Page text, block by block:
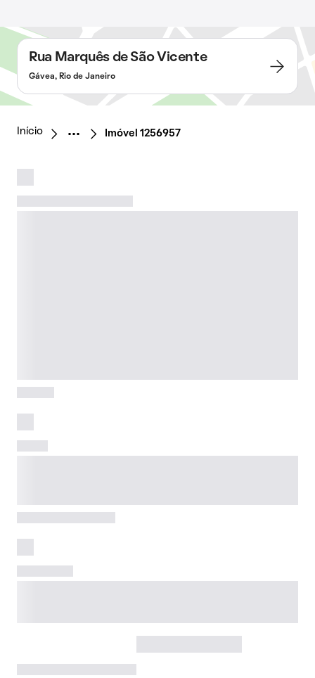
Rua Marquês de São Vicente
Gávea, Rio de Janeiro
Início Imóvel 1256957